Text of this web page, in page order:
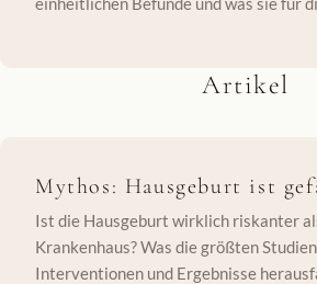
Artikel
Mythos: Hausgeburt ist
Ist die Hausgeburt wirklich riskanter
Krankenhaus? Was die größten
Interventionen und Ergebnisse